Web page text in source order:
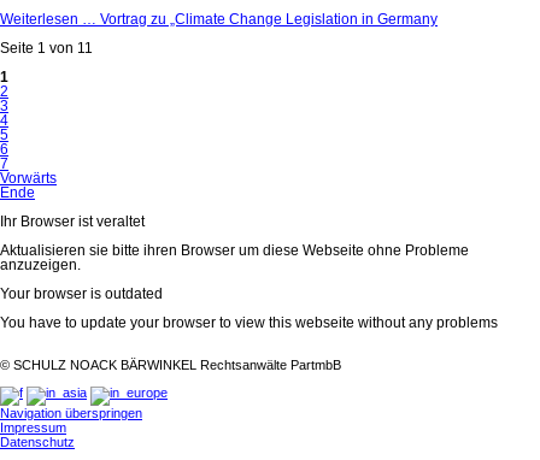
Weiterlesen … Vortrag zu „Climate Change Legislation in Germany
Seite 1 von 11
1
2
3
4
5
6
7
Vorwärts
Ende
Ihr Browser ist veraltet
Aktualisieren sie bitte ihren Browser um diese Webseite ohne Probleme
anzuzeigen.
Your browser is outdated
You have to update your browser to view this webseite without any problems
© SCHULZ NOACK BÄRWINKEL Rechtsanwälte PartmbB
Navigation überspringen
Impressum
Datenschutz